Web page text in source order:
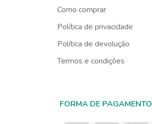
Como comprar
Política de privacidade
Política de devolução
Termos e condições
FORMA DE PAGAMENTO